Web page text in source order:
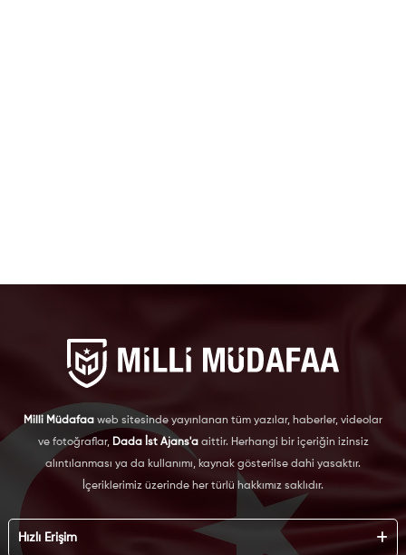
Milli Müdafaa web sitesinde yayınlanan tüm yazılar, haberler, videolar
ve fotoğraflar, Dada İst Ajans'aaittir. Herhangi bir içeriğin izinsiz
alıntılanması ya da kullanımı, kaynak gösterilse dahi yasaktır.
İçeriklerimiz üzerinde her türlü hakkımız saklıdır.
Hızlı Erişim